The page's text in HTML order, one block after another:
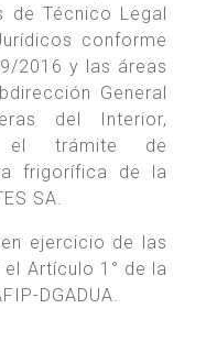
de Técnico Legal
conforme
2016 y las áreas
General
del Interior,
el trámite de
frigorífica de la
SA.
ejercicio de las
Artículo 1° de la
DGADUA.